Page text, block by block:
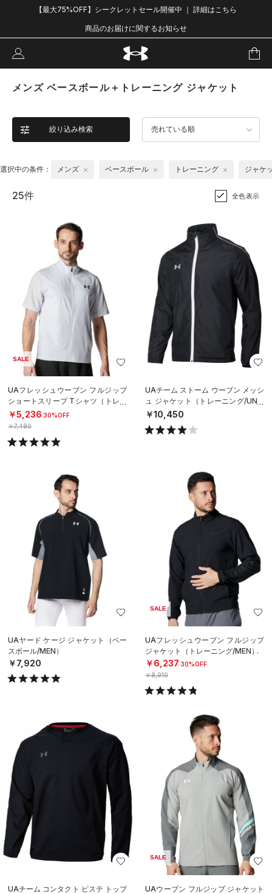
【最大75%OFF】シークレットセール開催中 ｜ 詳細はこちら
商品のお届けに関するお知らせ
メンズ ベースボール＋トレーニング ジャケット
絞り込み検索 売れている順
選択中の条件： メンズ ベースボール トレーニング ジャケ
25件 全色表示
SALE
UAフレッシュウーブン フルジップ
ショートスリーブ Tシャツ（トレー
ニング/MEN）
￥5,236 30%OFF
￥7,480
UAチーム ストーム ウーブン メッシ
ュ ジャケット（トレーニング/UNIS
EX）
￥10,450
UAヤード ケージ ジャケット（ベー
スボール/MEN）
￥7,920
SALE
UAフレッシュウーブン フルジップ
ジャケット（トレーニング/MEN）
￥6,237 30%OFF
￥8,910
UAチーム コンタクト ピステ トップ
SALE
UAウーブン フルジップ ジャケット